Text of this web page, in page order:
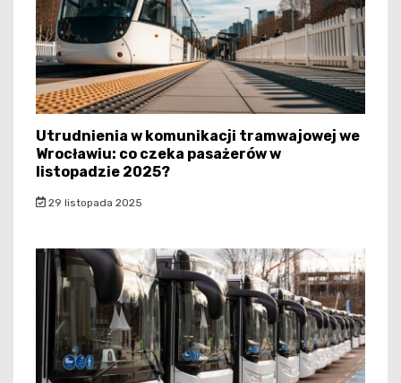
Utrudnienia w komunikacji tramwajowej we
Wrocławiu: co czeka pasażerów w
listopadzie 2025?
29 listopada 2025